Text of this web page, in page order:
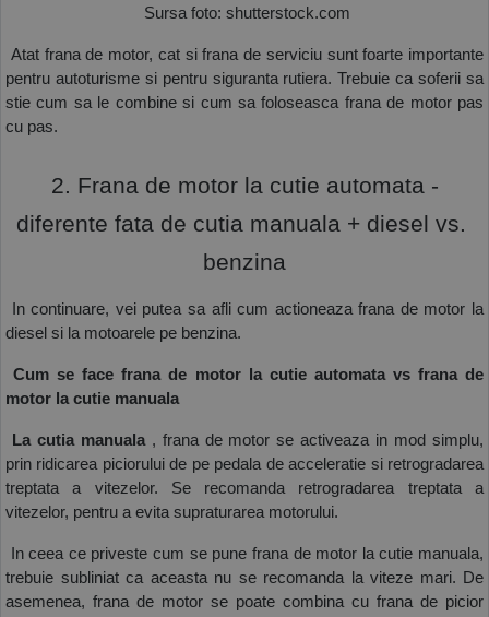
Sursa foto: shutterstock.com
Atat frana de motor, cat si frana de serviciu sunt foarte importante
pentru autoturisme si pentru siguranta rutiera. Trebuie ca soferii sa
stie cum sa le combine si cum sa foloseasca frana de motor pas
cu pas.
2. Frana de motor la cutie automata -
diferente fata de cutia manuala + diesel vs.
benzina
In continuare, vei putea sa afli cum actioneaza frana de motor la
diesel si la motoarele pe benzina.
Cum se face frana de motor la cutie automata vs frana de
motor la cutie manuala
La cutia manuala , frana de motor se activeaza in mod simplu,
prin ridicarea piciorului de pe pedala de acceleratie si retrogradarea
treptata a vitezelor. Se recomanda retrogradarea treptata a
vitezelor, pentru a evita supraturarea motorului.
In ceea ce priveste cum se pune frana de motor la cutie manuala,
trebuie subliniat ca aceasta nu se recomanda la viteze mari. De
asemenea, frana de motor se poate combina cu frana de picior